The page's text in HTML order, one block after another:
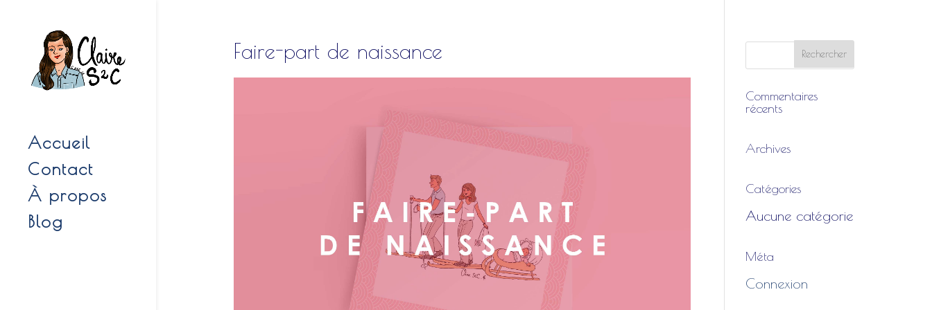
Accueil
Contact
À propos
Blog
Faire-part de naissance
Commentaires
récents
Archives
Catégories
Aucune catégorie
Méta
Connexion